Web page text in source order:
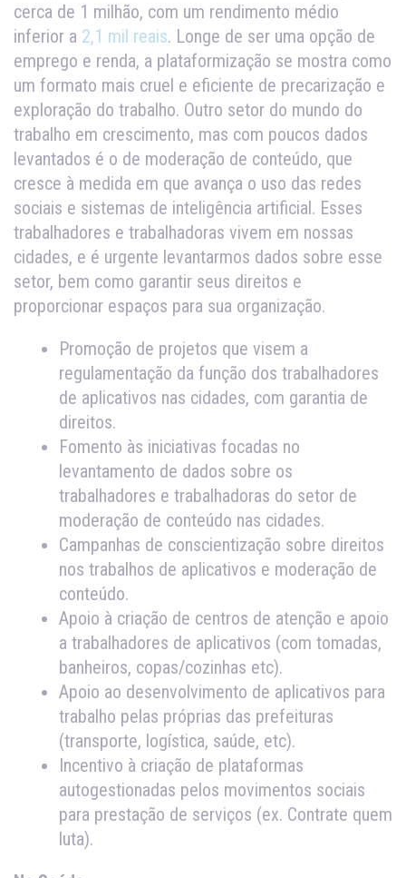
cerca de 1 milhão, com um rendimento médio
inferior a 2,1 mil reais. Longe de ser uma opção de
emprego e renda, a plataformização se mostra como
um formato mais cruel e eficiente de precarização e
exploração do trabalho. Outro setor do mundo do
trabalho em crescimento, mas com poucos dados
levantados é o de moderação de conteúdo, que
cresce à medida em que avança o uso das redes
sociais e sistemas de inteligência artificial. Esses
trabalhadores e trabalhadoras vivem em nossas
cidades, e é urgente levantarmos dados sobre esse
setor, bem como garantir seus direitos e
proporcionar espaços para sua organização.
Promoção de projetos que visem a
regulamentação da função dos trabalhadores
de aplicativos nas cidades, com garantia de
direitos.
Fomento às iniciativas focadas no
levantamento de dados sobre os
trabalhadores e trabalhadoras do setor de
moderação de conteúdo nas cidades.
Campanhas de conscientização sobre direitos
nos trabalhos de aplicativos e moderação de
conteúdo.
Apoio à criação de centros de atenção e apoio
a trabalhadores de aplicativos (com tomadas,
banheiros, copas/cozinhas etc).
Apoio ao desenvolvimento de aplicativos para
trabalho pelas próprias das prefeituras
(transporte, logística, saúde, etc).
Incentivo à criação de plataformas
autogestionadas pelos movimentos sociais
para prestação de serviços (ex. Contrate quem
luta).